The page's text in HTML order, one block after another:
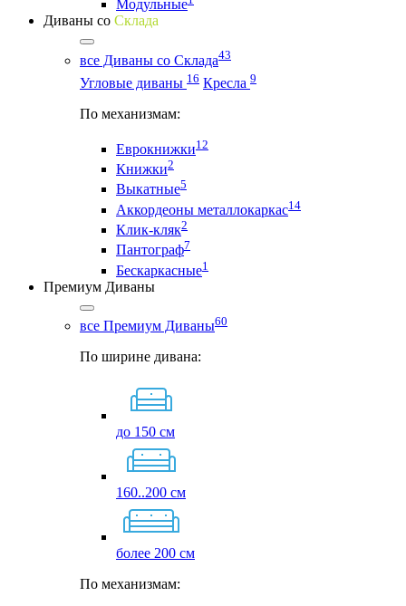
Модульные
Диваны со Склада
все Диваны со Склада43
Угловые диваны 16 Кресла 9
По механизмам:
Еврокнижки12
Книжки2
Выкатные5
Аккордеоны металлокаркас14
Клик-кляк2
Пантограф7
Бескаркасные1
Премиум Диваны
все Премиум Диваны60
По ширине дивана:
до 150 см
160..200 см
более 200 см
По механизмам: